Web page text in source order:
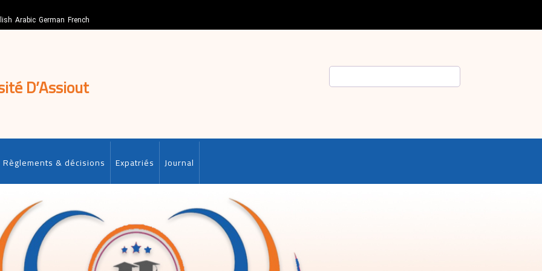
Arabic German French
D’Assiout
Règlements & décisions Expatriés Journal